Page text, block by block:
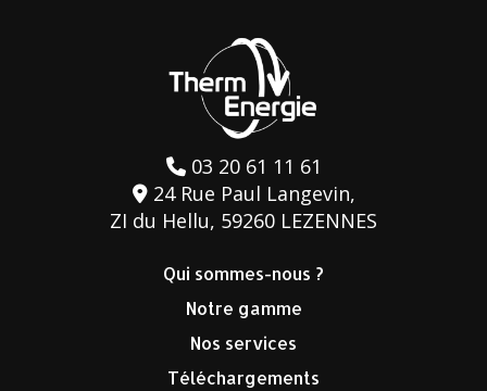
03 20 61 11 61
24 Rue Paul Langevin,
ZI du Hellu, 59260 LEZENNES
Qui sommes-nous ?
Notre gamme
Nos services
Téléchargements